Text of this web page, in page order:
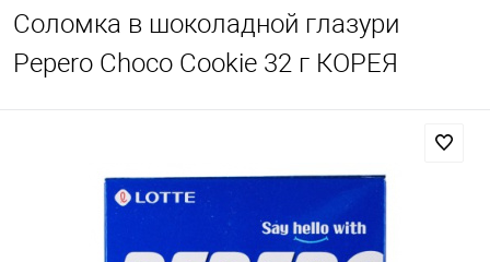
Соломка в шоколадной глазури
Pepero Choco Cookie 32 г КОРЕЯ